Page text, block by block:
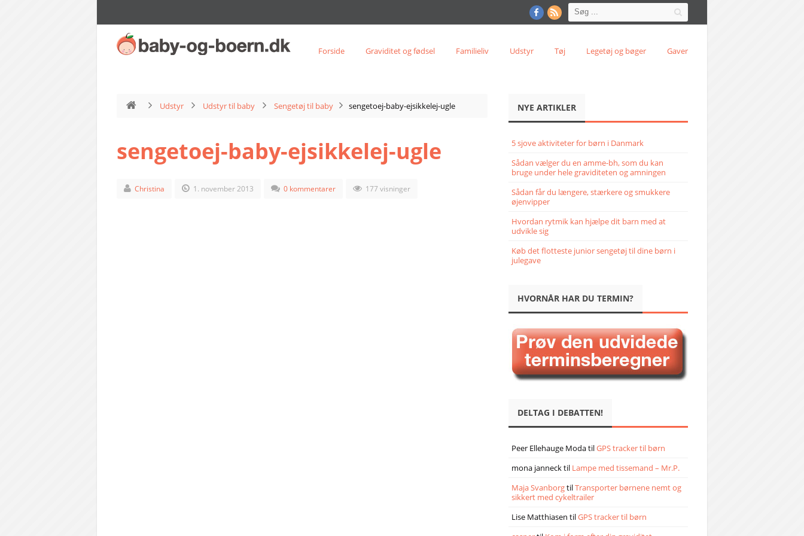
Forside Graviditet og fødsel Familieliv Udstyr Tøj Legetøj og bøger Gaver
Udstyr Udstyr til baby Sengetøj til baby sengetoej-baby-ejsikkelej-ugle
sengetoej-baby-ejsikkelej-ugle
Christina 1. november 2013 0 kommentarer 177 visninger
NYE ARTIKLER
5 sjove aktiviteter for børn i Danmark
Sådan vælger du en amme-bh, som du kan
bruge under hele graviditeten og amningen
Sådan får du længere, stærkere og smukkere
øjenvipper
Hvordan rytmik kan hjælpe dit barn med at
udvikle sig
Køb det flotteste junior sengetøj til dine børn i
julegave
HVORNÅR HAR DU TERMIN?
DELTAG I DEBATTEN!
Peer Ellehauge ModatilGPS tracker til børn
mona jannecktil Lampe med tissemand – Mr.P.
Maja SvanborgtilTransporter børnene nemt og
sikkert med cykeltrailer
Lise Matthiasen tilGPS tracker til børn